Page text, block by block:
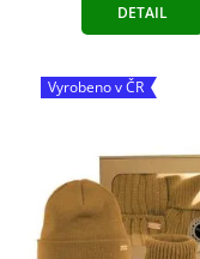
DETAIL
Vyrobeno v ČR